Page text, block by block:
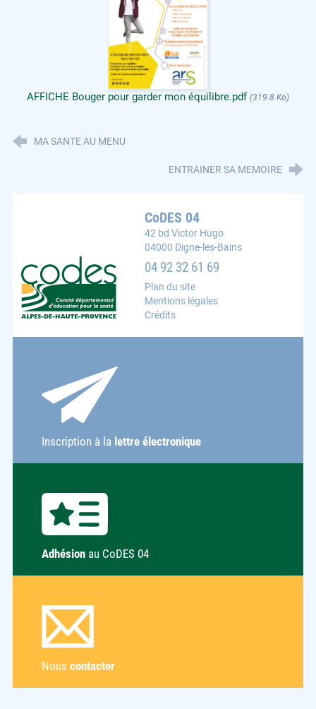
AFFICHE Bouger pour garder mon équilibre.pdf (319.8 Ko)
MA SANTE AU MENU
ENTRAINER SA MEMOIRE
CoDES 04 : Comité départemental d'éducation pour la
CoDES 04
42 bd Victor Hugo
04000 Digne-les-Bains
04 92 32 61 69
Plan du site
Mentions légales
Crédits
Inscription à la lettre électronique
Adhésion au CoDES 04
Nouscontacter